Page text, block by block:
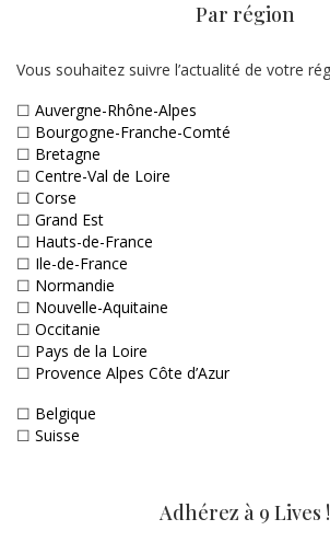
Par région
Vous souhaitez suivre l’actualité de votre
☐ Auvergne-Rhône-Alpes
☐ Bourgogne-Franche-Comté
☐ Bretagne
☐ Centre-Val de Loire
☐ Corse
☐ Grand Est
☐ Hauts-de-France
☐ Ile-de-France
☐ Normandie
☐ Nouvelle-Aquitaine
☐ Occitanie
☐ Pays de la Loire
☐ Provence Alpes Côte d’Azur
☐ Belgique
☐ Suisse
Adhérez à 9 Lives !